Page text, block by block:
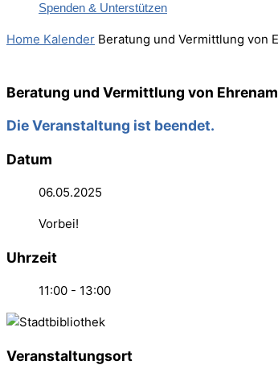
Spen­den & Unterstützen
Home Kalender Bera­tung und Ver­mitt­lung von
Bera­tung und Ver­mitt­lung von
Die Veranstaltung ist beendet.
Datum
06.05.2025
Vorbei!
Uhrzeit
11:00 - 13:00
Veranstaltungsort